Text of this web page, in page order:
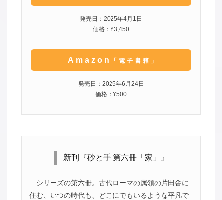
発売日：2025年4月1日
価格：¥3,450
Amazon 「電子書籍」
発売日：2025年6月24日
価格：¥500
新刊『砂と手 第六冊「家」』
シリーズの第六冊。古代ローマの属領の片田舎に
住む、いつの時代も、どこにでもいるような平凡で